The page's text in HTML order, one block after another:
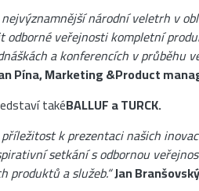
národní veletrh v
veřejnosti kompletní
a konferencích v
Pína, Marketing &Product
takéBALLUF a TURCK.
k prezentaci našich
setkání s odbornou
produktů a služeb.“Jan